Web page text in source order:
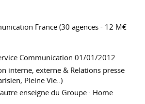
France (30 agences - 12 M€
Communication 01/01/2012
interne, externe & Relations presse
Pleine Vie..)
enseigne du Groupe : Home